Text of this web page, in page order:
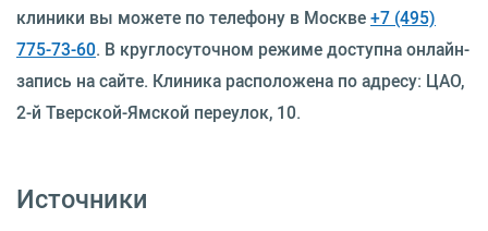
клиники вы можете по телефону в Москве+7 (495)
775-73-60. В круглосуточном режиме доступна онлайн-
запись на сайте. Клиника расположена по адресу: ЦАО,
2-й Тверской-Ямской переулок, 10.
Источники